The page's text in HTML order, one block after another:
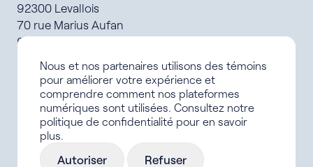
Nous et nos partenaires utilisons des témoins
pour améliorer votre expérience et
comprendre comment nos plateformes
numériques sont utilisées. Consultez notre
politique de confidentialité pour en savoir
plus.
Autoriser
Refuser
92300 Levallois
70 rue Marius Aufan
92300 Levallois
Formations
Offres d’alternance
Le campus
Carrière IFCV
Aides financières et logements
Actualités